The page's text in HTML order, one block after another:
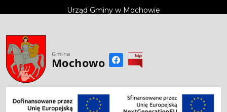
treści
Urząd Gminy w Mochowie
Gmina
Mochowo